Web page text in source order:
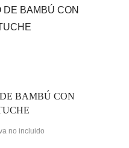
BAMBÚ CON
no incluido